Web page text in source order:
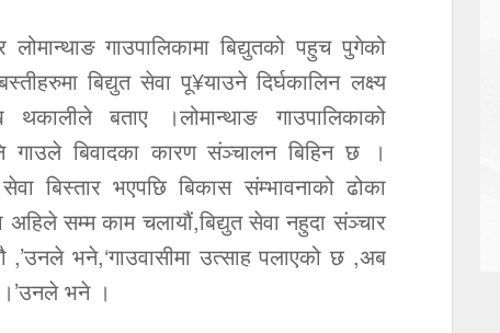
गाउपालिकामा बिद्युतको पहुच पुगेको
बिद्युत सेवा पू¥याउने दिर्घकालिन लक्ष्य
बताए ।लोमान्थाङ गाउपालिकाको
गाउले बिवादका कारण संञ्चालन बिहिन छ ।
बिस्तार भएपछि बिकास संम्भावनाको ढोका
अहिले सम्म काम चलायौं,बिद्युत सेवा नहुदा संञ्चार
,’उनले भने,‘गाउवासीमा उत्साह पलाएको छ ,अब
।’उनले भने ।